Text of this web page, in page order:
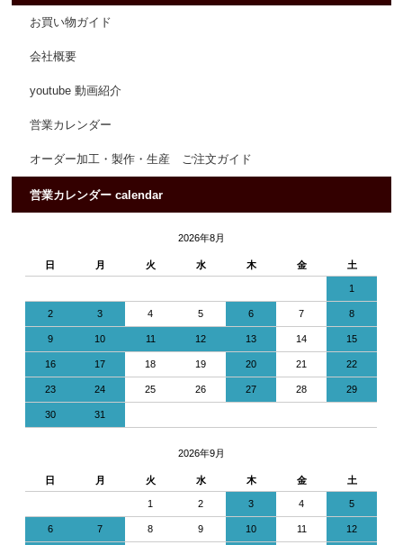
お買い物ガイド
会社概要
youtube 動画紹介
営業カレンダー
オーダー加工・製作・生産 ご注文ガイド
営業カレンダー calendar
2026年8月
日 月 火 水 木 金 土
1
2 3 4 5 6 7 8
9 10 11 12 13 14 15
16 17 18 19 20 21 22
23 24 25 26 27 28 29
30 31
2026年9月
日 月 火 水 木 金 土
1 2 3 4 5
6 7 8 9 10 11 12